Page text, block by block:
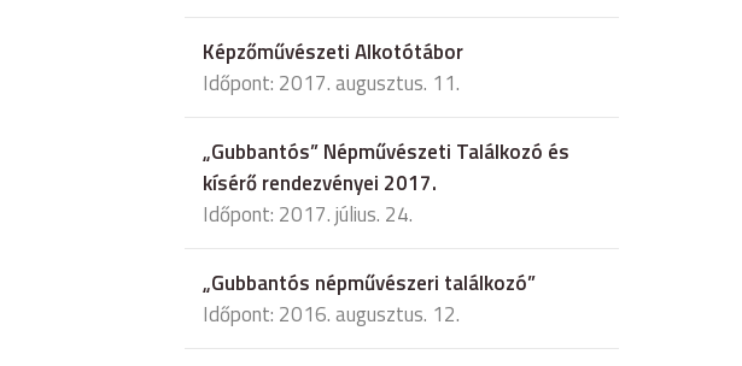
Képzőművészeti Alkotótábor
Időpont: 2017. augusztus. 11.
„Gubbantós” Népművészeti Találkozó és
kísérő rendezvényei 2017.
Időpont: 2017. július. 24.
„Gubbantós népművészeri találkozó”
Időpont: 2016. augusztus. 12.